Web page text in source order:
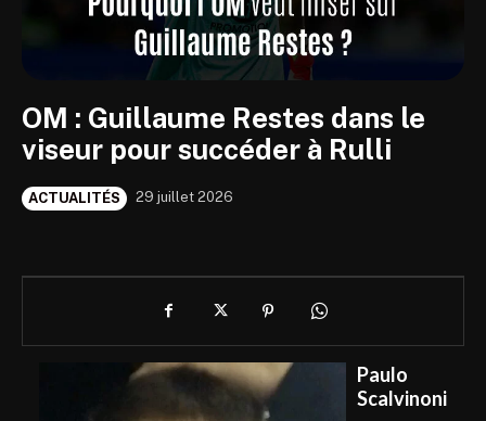
OM : Guillaume Restes dans le
viseur pour succéder à Rulli
ACTUALITÉS 29 juillet 2026
Paulo
Scalvinoni